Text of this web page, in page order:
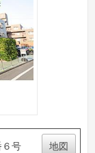
号 地図